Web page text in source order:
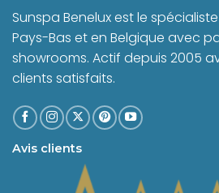
Sunspa Benelux est le
Pays-Bas et en Belgique avec
showrooms. Actif depuis 2005
clients satisfaits.
Avis clients